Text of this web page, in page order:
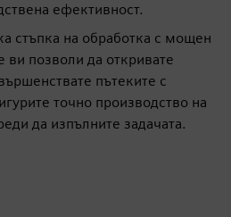
ефективност.
стъпка на обработка с мощен
ви позволи да откривате
пътеките с
точно производство на
да изпълните задачата.